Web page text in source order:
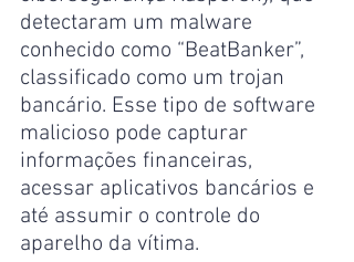
detectaram um malware
conhecido como “BeatBanker”,
classificado como um trojan
bancário. Esse tipo de software
malicioso pode capturar
informações financeiras,
acessar aplicativos bancários e
até assumir o controle do
aparelho da vítima.